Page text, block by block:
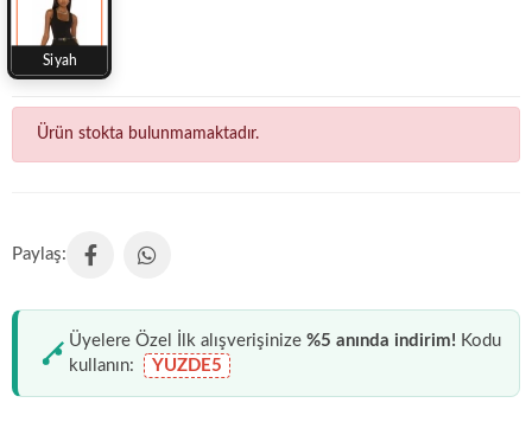
Siyah
Ürün stokta bulunmamaktadır.
Üyelere Özel İlk alışverişinize %5 anında indirim! Kodu
kullanın:
YUZDE5